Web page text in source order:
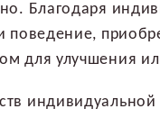
Благодаря
для улучшения
индивидуальной